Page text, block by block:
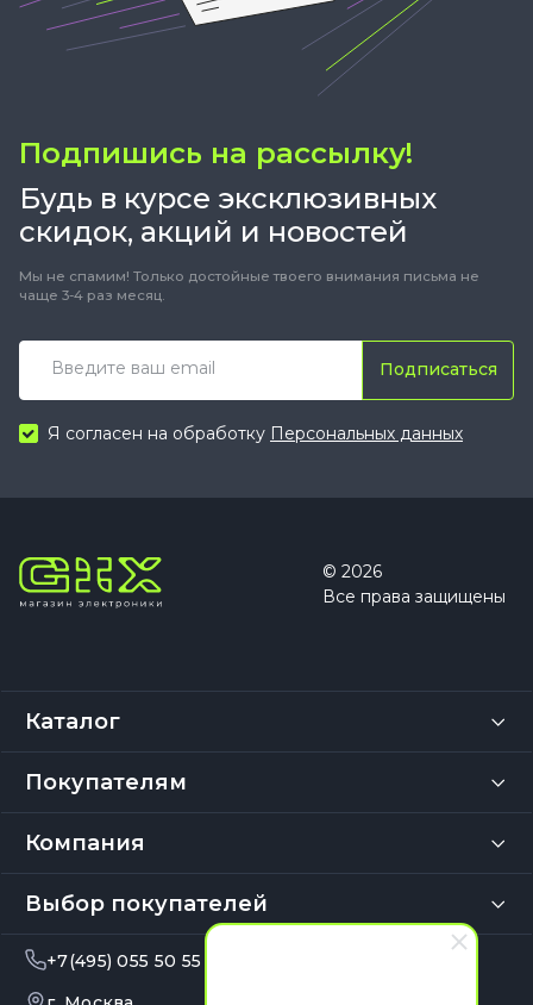
Подпишись на рассылку!
Будь в курсе эксклюзивных
скидок, акций и новостей
Мы не спамим! Только достойные твоего внимания письма не
чаще 3-4 раз месяц.
Подписаться
Я согласен на обработку Персональных данных
© 2026
Все права защищены
Каталог
Покупателям
Компания
Выбор покупателей
+7(495) 055 50 55